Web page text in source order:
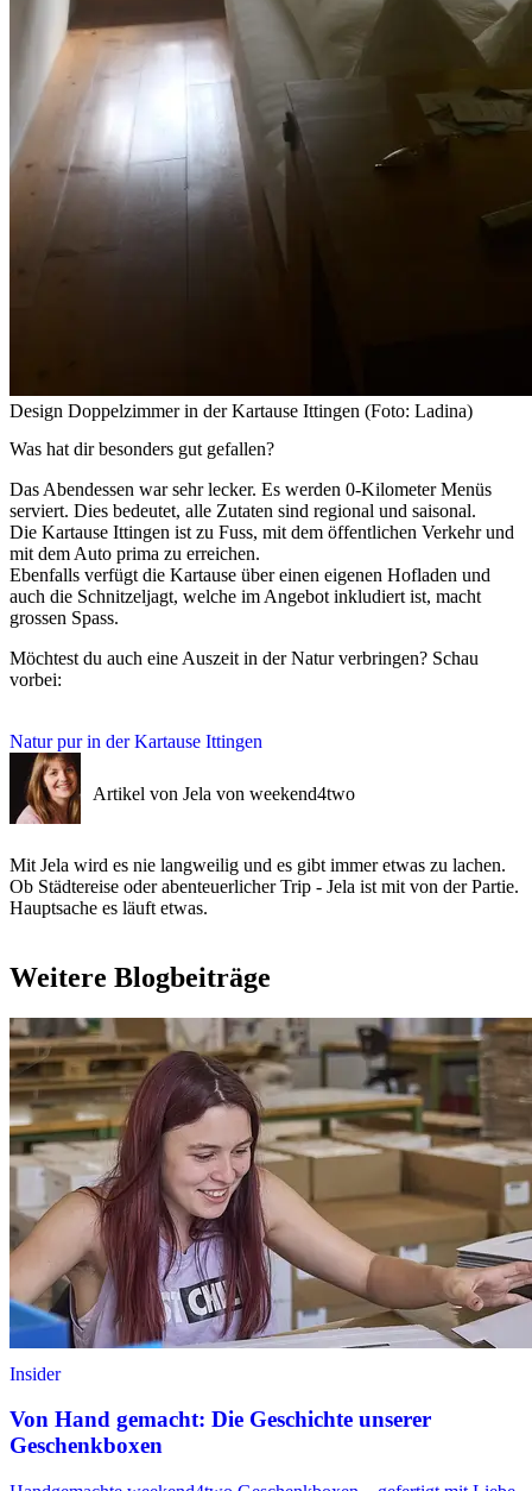
Design Doppelzimmer in der Kartause Ittingen (Foto: Ladina)
Was hat dir besonders gut gefallen?
Das Abendessen war sehr lecker. Es werden 0-Kilometer Menüs
serviert. Dies bedeutet, alle Zutaten sind regional und saisonal.
Die Kartause Ittingen ist zu Fuss, mit dem öffentlichen Verkehr und
mit dem Auto prima zu erreichen.
Ebenfalls verfügt die Kartause über einen eigenen Hofladen und
auch die Schnitzeljagt, welche im Angebot inkludiert ist, macht
grossen Spass.
Möchtest du auch eine Auszeit in der Natur verbringen? Schau
vorbei:
Natur pur in der Kartause Ittingen
Artikel von Jela von weekend4two
Mit Jela wird es nie langweilig und es gibt immer etwas zu lachen.
Ob Städtereise oder abenteuerlicher Trip - Jela ist mit von der Partie.
Hauptsache es läuft etwas.
Weitere Blogbeiträge
Insider
Von Hand gemacht: Die Geschichte unserer
Geschenkboxen